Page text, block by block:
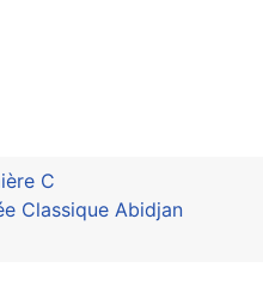
C
Classique Abidjan